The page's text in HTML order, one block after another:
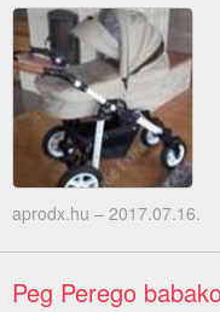
aprodx.hu – 2017.07.16.
Peg Perego